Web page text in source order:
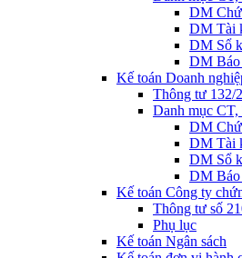
DM
DM Tài
DM Sổ
DM Báo
Kế toán Doanh
Thông tư 132/
Danh mục
DM
DM Tài
DM Sổ
DM Báo
Kế toán Công ty
Thông tư số
Phụ lục
Kế toán Ngân sách